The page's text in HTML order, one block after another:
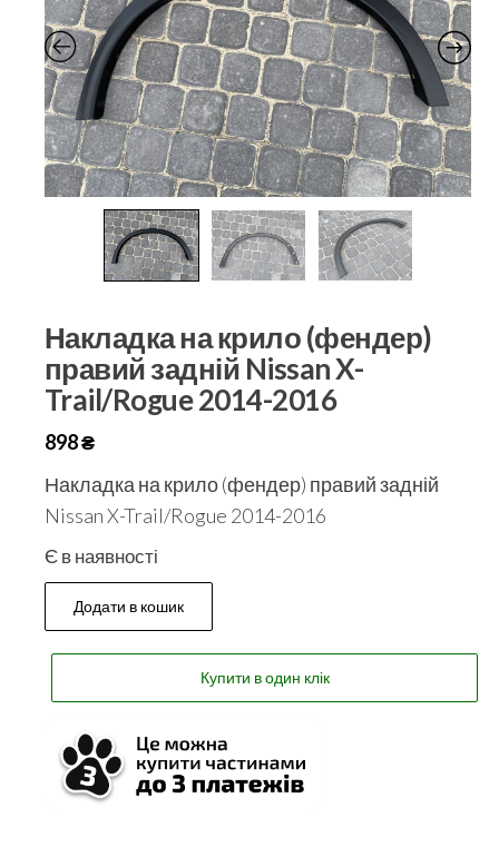
Накладка на крило (фендер)
правий задній Nissan X-
Trail/Rogue 2014-2016
898₴
Накладка на крило (фендер) правий задній
Nissan X-Trail/Rogue 2014-2016
Є в наявності
Додати в кошик
Купити в один клік